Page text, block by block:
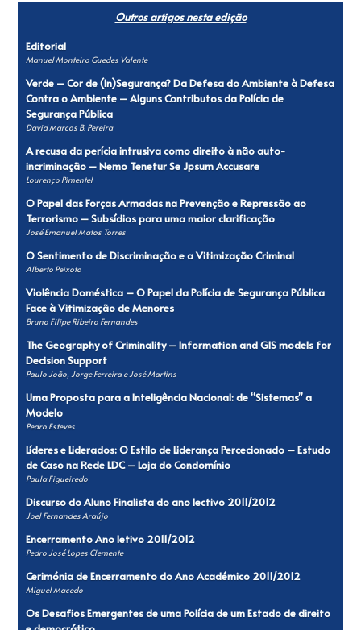
Outros artigos nesta edição
Editorial
Manuel Monteiro Guedes Valente
Verde – Cor de (ln)Segurança? Da Defesa do Ambiente à Defesa
Contra o Ambiente – Alguns Contributos da Polícia de
Segurança Pública
David Marcos B. Pereira
A recusa da perícia intrusiva como direito à não auto-
incriminação – Nemo Tenetur Se Jpsum Accusare
Lourenço Pimentel
O Papel das Forças Armadas na Prevenção e Repressão ao
Terrorismo – Subsídios para uma maior clarificação
José Emanuel Matos Torres
O Sentimento de Discriminação e a Vitimização Criminal
Alberto Peixoto
Violência Doméstica – O Papel da Polícia de Segurança Pública
Face à Vitimização de Menores
Bruno Filipe Ribeiro Fernandes
The Geography of Criminality – Information and GIS models for
Decision Support
Paulo João, Jorge Ferreira e José Martins
Uma Proposta para a Inteligência Nacional: de “Sistemas” a
Modelo
Pedro Esteves
Líderes e Liderados: O Estilo de Liderança Percecionado – Estudo
de Caso na Rede LDC – Loja do Condomínio
Paula Figueiredo
Discurso do Aluno Finalista do ano lectivo 2011/2012
Joel Fernandes Araújo
Encerramento Ano letivo 2011/2012
Pedro José Lopes Clemente
Cerimónia de Encerramento do Ano Académico 2011/2012
Miguel Macedo
Os Desafios Emergentes de uma Polícia de um Estado de direito